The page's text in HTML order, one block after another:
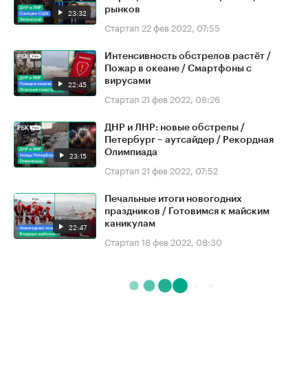
23:32
рынков
Стартап 22 фев 2022, 07:55
22:45
Интенсивность обстрелов растёт /
Пожар в океане / Смартфоны с
вирусами
Стартап 21 фев 2022, 08:26
23:15
ДНР и ЛНР: новые обстрелы /
Петербург – аутсайдер / Рекордная
Олимпиада
Стартап 21 фев 2022, 07:52
22:47
Печальные итоги новогодних
праздников / Готовимся к майским
каникулам
Стартап 18 фев 2022, 08:30